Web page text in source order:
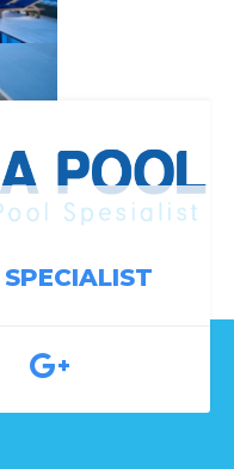
SPECIALIST